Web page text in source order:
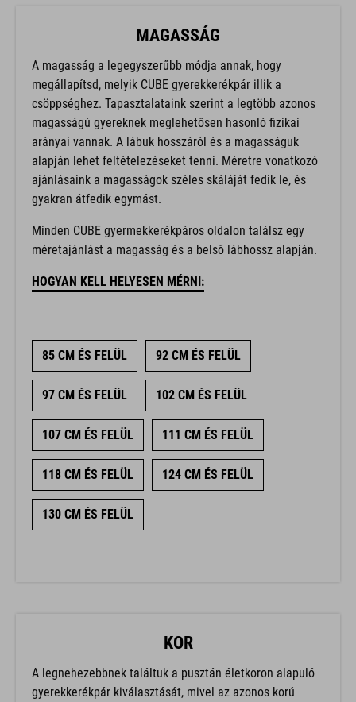
MAGASSÁG
A magasság a legegyszerűbb módja annak, hogy
megállapítsd, melyik CUBE gyerekkerékpár illik a
csöppséghez. Tapasztalataink szerint a legtöbb azonos
magasságú gyereknek meglehetősen hasonló fizikai
arányai vannak. A lábuk hosszáról és a magasságuk
alapján lehet feltételezéseket tenni. Méretre vonatkozó
ajánlásaink a magasságok széles skáláját fedik le, és
gyakran átfedik egymást.
Minden CUBE gyermekkerékpáros oldalon találsz egy
méretajánlást a magasság és a belső lábhossz alapján.
HOGYAN KELL HELYESEN MÉRNI:
85 CM ÉS FELÜL 92 CM ÉS FELÜL
97 CM ÉS FELÜL 102 CM ÉS FELÜL
107 CM ÉS FELÜL 111 CM ÉS FELÜL
118 CM ÉS FELÜL 124 CM ÉS FELÜL
130 CM ÉS FELÜL
KOR
A legnehezebbnek találtuk a pusztán életkoron alapuló
gyerekkerékpár kiválasztását, mivel az azonos korú